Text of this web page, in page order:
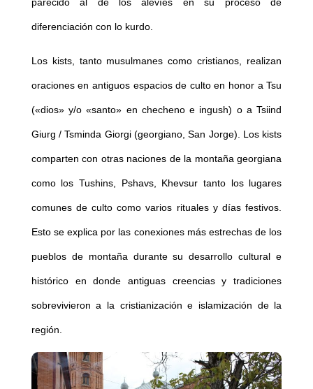
diferenciación con lo kurdo.
Los kists, tanto musulmanes como cristianos, realizan
oraciones en antiguos espacios de culto en honor a Tsu
(«dios» y/o «santo» en checheno e ingush) o a Tsiind
Giurg / Tsminda Giorgi (georgiano, San Jorge). Los kists
comparten con otras naciones de la montaña georgiana
como los Tushins, Pshavs, Khevsur tanto los lugares
comunes de culto como varios rituales y días festivos.
Esto se explica por las conexiones más estrechas de los
pueblos de montaña durante su desarrollo cultural e
histórico en donde antiguas creencias y tradiciones
sobrevivieron a la cristianización e islamización de la
región.